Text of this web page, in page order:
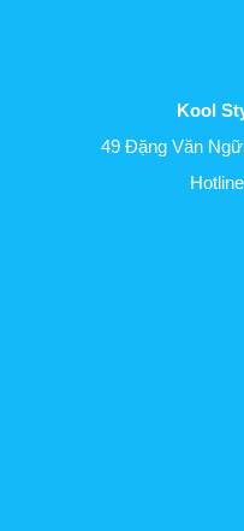
Kool
49 Đặng Văn